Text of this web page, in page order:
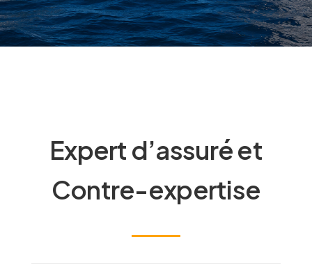
Expert d’assuré et
Contre-expertise